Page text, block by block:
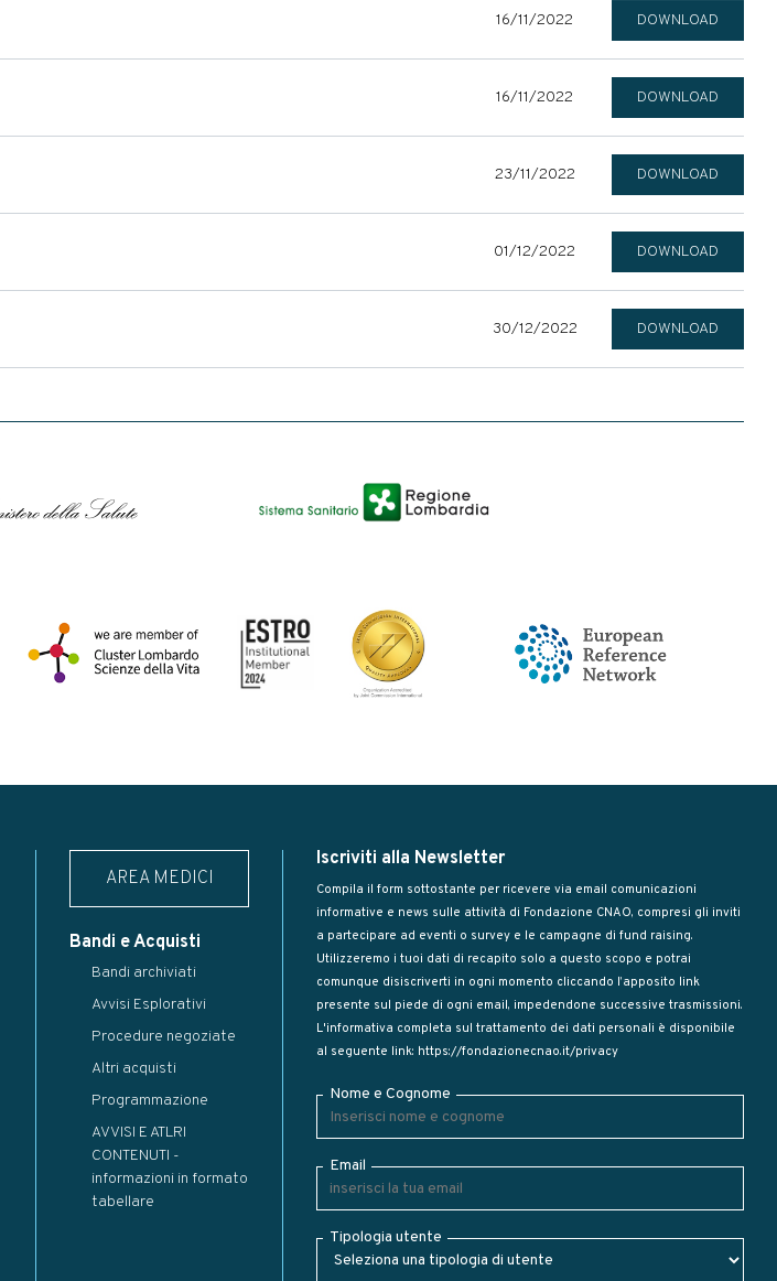
16/11/2022 DOWNLOAD
16/11/2022 DOWNLOAD
23/11/2022 DOWNLOAD
01/12/2022 DOWNLOAD
30/12/2022 DOWNLOAD
AREA MEDICI
Bandi e Acquisti
Bandi archiviati
Avvisi Esplorativi
Procedure negoziate
Altri acquisti
Programmazione
AVVISI E ATLRI
CONTENUTI -
informazioni in formato
tabellare
Iscriviti alla Newsletter
Compila il form sottostante per ricevere via email comunicazioni
informative e news sulle attività di Fondazione CNAO, compresi gli inviti
a partecipare ad eventi o survey e le campagne di fund raising.
Utilizzeremo i tuoi dati di recapito solo a questo scopo e potrai
comunque disiscriverti in ogni momento cliccando l’apposito link
presente sul piede di ogni email, impedendone successive trasmissioni.
L'informativa completa sul trattamento dei dati personali è disponibile
al seguente link: https://fondazionecnao.it/privacy
Nome e Cognome
Email
Tipologia utente